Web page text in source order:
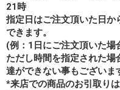
21時
指定日はご注文頂いた日
できます。
(例：1日にご注文頂いた場
ただし時間を指定された
達ができない事もございま
*来店での商品のお引取り